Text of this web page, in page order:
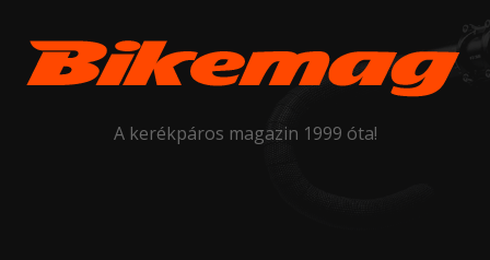
A kerékpáros magazin 1999 óta!